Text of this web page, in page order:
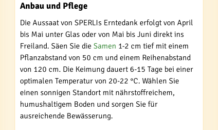
Anbau und Pflege
Die Aussaat von SPERLIs Erntedank erfolgt von April
bis Mai unter Glas oder von Mai bis Juni direkt ins
Freiland. Säen Sie die Samen 1-2 cm tief mit einem
Pflanzabstand von 50 cm und einem Reihenabstand
von 120 cm. Die Keimung dauert 6-15 Tage bei einer
optimalen Temperatur von 20-22 °C. Wählen Sie
einen sonnigen Standort mit nährstoffreichem,
humushaltigem Boden und sorgen Sie für
ausreichende Bewässerung.